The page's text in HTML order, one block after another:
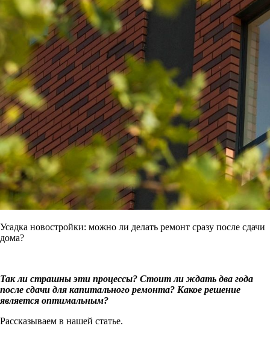
Усадка новостройки: можно ли делать ремонт сразу после сдачи
дома?
Так ли страшны эти процессы? Стоит ли ждать два года
после сдачи для капитального ремонта? Какое решение
является оптимальным?
Рассказываем в нашей статье.